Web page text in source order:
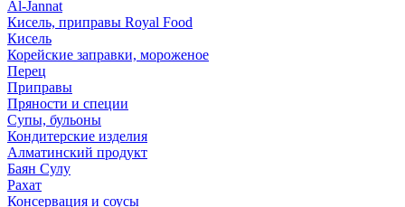
Al-Jannat
Кисель, приправы Royal Food
Кисель
Корейские заправки, мороженое
Перец
Приправы
Пряности и специи
Супы, бульоны
Кондитерские изделия
Алматинский продукт
Баян Сулу
Рахат
Консервация и соусы